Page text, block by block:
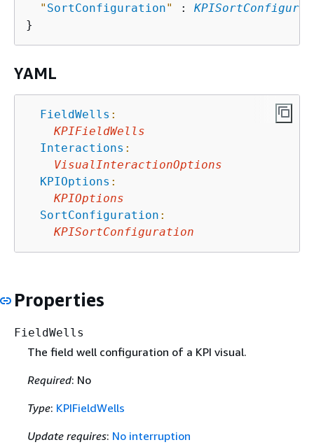
" SortConfiguration" :
YAML
FieldWells :
KPIFieldWells
Interactions :
VisualInteractionOptions
KPIOptions :
KPIOptions
SortConfiguration :
KPISortConfiguration
Properties
FieldWells
The field well configuration of a KPI visual.
Required: No
Type: KPIFieldWells
Update requires: No interruption